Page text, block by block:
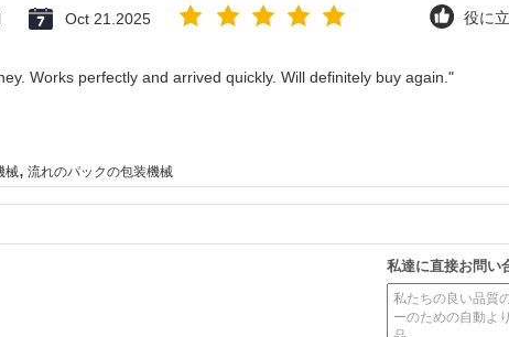
Oct 21.2025 役に
Works perfectly and arrived quickly. Will definitely buy again."
械, 流れのパックの包装機械
私達に直接お問い